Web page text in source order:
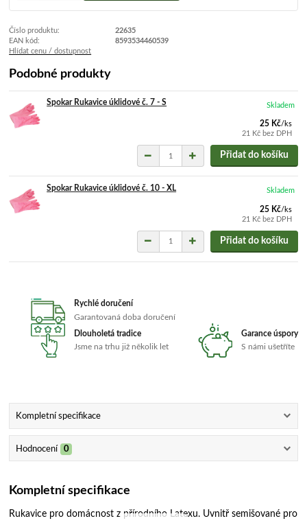
Číslo produktu:
22635
EAN kód:
8593534460539
Hlídat cenu / dostupnost
Podobné produkty
Spokar Rukavice úklidové č. 7 - S
25 Kč/ks
21 Kč bez DPH
Skladem
Přidat do košíku
Spokar Rukavice úklidové č. 10 - XL
25 Kč/ks
21 Kč bez DPH
Skladem
Přidat do košíku
Rychlé doručení
Garantovaná doba doručení
Dlouholetá tradice
Jsme na trhu již několik let
Garance úspory
S námi ušetříte
Kompletní specifikace
Hodnocení 0
Kompletní specifikace
Rukavice pro domácnost z přírodního Latexu. Uvnitř semišované pro